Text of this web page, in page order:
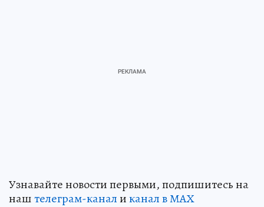
Узнавайте новости первыми, подпишитесь на
наштелеграм-каналиканал в МАХ